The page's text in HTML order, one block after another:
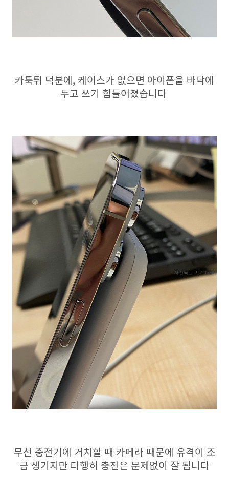
카툭튀 덕분에, 케이스가 없으면 아이폰을 바닥에
두고 쓰기 힘들어졌습니다
무선 충전기에 거치할 때 카메라 때문에 유격이 조
금 생기지만 다행히 충전은 문제없이 잘 됩니다